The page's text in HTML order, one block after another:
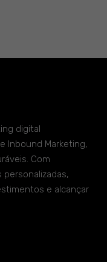
digital
Inbound Marketing,
Com
e alcançar